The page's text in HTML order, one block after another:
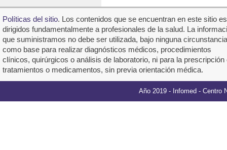
Polí­ticas del sitio. Los contenidos que se encuentran en este sitio
dirigidos fundamentalmente a profesionales de la salud. La
que suministramos no debe ser utilizada, bajo ninguna
como base para realizar diagnósticos médicos, procedimientos
clínicos, quirúrgicos o análisis de laboratorio, ni para la prescripción
tratamientos o medicamentos, sin previa orientación médica.
Año 2019 - Infomed - Centro